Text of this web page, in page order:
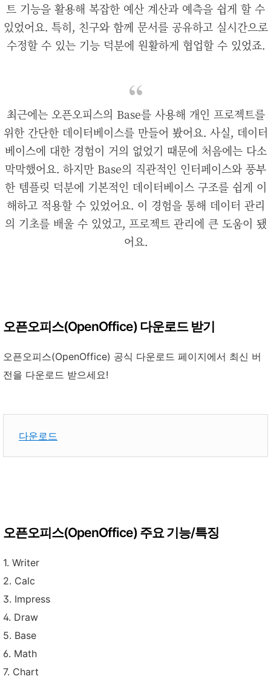
트 기능을 활용해 복잡한 예산 계산과 예측을 쉽게 할 수
있었어요. 특히, 친구와 함께 문서를 공유하고 실시간으로
수정할 수 있는 기능 덕분에 원활하게 협업할 수 있었죠.
최근에는 오픈오피스의 Base를 사용해 개인 프로젝트를
위한 간단한 데이터베이스를 만들어 봤어요. 사실, 데이터
베이스에 대한 경험이 거의 없었기 때문에 처음에는 다소
막막했어요. 하지만 Base의 직관적인 인터페이스와 풍부
한 템플릿 덕분에 기본적인 데이터베이스 구조를 쉽게 이
해하고 적용할 수 있었어요. 이 경험을 통해 데이터 관리
의 기초를 배울 수 있었고, 프로젝트 관리에 큰 도움이 됐
어요.
오픈오피스(OpenOffice) 다운로드 받기
오픈오피스(OpenOffice) 공식 다운로드 페이지에서 최신 버
전을 다운로드 받으세요!
다운로드
오픈오피스(OpenOffice) 주요 기능/특징
1. Writer
2. Calc
3. Impress
4. Draw
5. Base
6. Math
7. Chart